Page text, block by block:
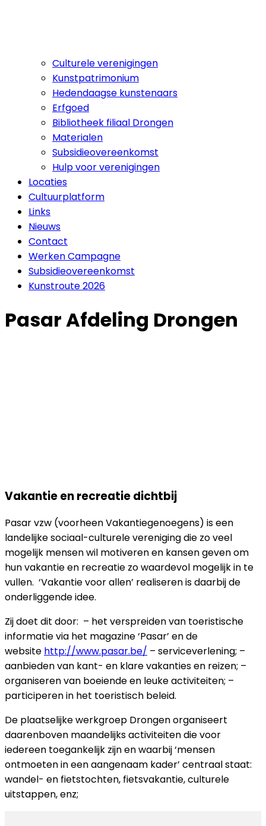
Culturele verenigingen
Kunstpatrimonium
Hedendaagse kunstenaars
Erfgoed
Bibliotheek filiaal Drongen
Materialen
Subsidieovereenkomst
Hulp voor verenigingen
Locaties
Cultuurplatform
Links
Nieuws
Contact
Werken Campagne
Subsidieovereenkomst
Kunstroute 2026
Pasar Afdeling Drongen
Vakantie en recreatie dichtbij
Pasar vzw (voorheen Vakantiegenoegens) is een
landelijke sociaal-culturele vereniging die zo veel
mogelijk mensen wil motiveren en kansen geven om
hun vakantie en recreatie zo waardevol mogelijk in te
vullen. ‘Vakantie voor allen’ realiseren is daarbij de
onderliggende idee.
Zij doet dit door: – het verspreiden van toeristische
informatie via het magazine ‘Pasar’ en de
website http://www.pasar.be/ – serviceverlening; –
aanbieden van kant- en klare vakanties en reizen; –
organiseren van boeiende en leuke activiteiten; –
participeren in het toeristisch beleid.
De plaatselijke werkgroep Drongen organiseert
daarenboven maandelijks activiteiten die voor
iedereen toegankelijk zijn en waarbij ‘mensen
ontmoeten in een aangenaam kader’ centraal staat:
wandel- en fietstochten, fietsvakantie, culturele
uitstappen, enz;